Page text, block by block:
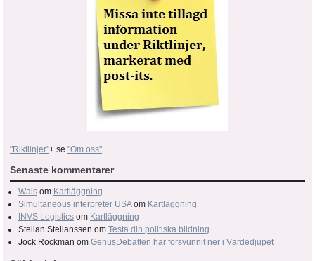
"Riktlinjer"+ se "Om oss"
Senaste kommentarer
Wais om Kartläggning
Simultaneous interpreter USAom Kartläggning
INVS Logistics om Kartläggning
Stellan Stellanssen om Testa din politiska bildning
Jock Rockman om GenusDebatten har försvunnit ner i Värdedjupet